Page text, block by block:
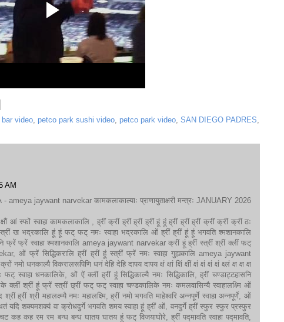
video, petco park sushi video, petco park video, SAN DIEGO PADRES,
AM
ameya jaywant narvekar कामकलाकाल्याः प्राणायुताक्षरी मन्त्रः JANUARY 2026
आं स्फों स्वाहा कामकलाकालि , ह्रीं क्रीं ह्रीं ह्रीं ह्रीं हूं हूं ह्रीं ह्रीं ह्रीं क्रीं क्रीं क्रीं ठः
ख भद्रकालि हूं हूं फट् फट् नमः स्वाहा भद्रकालि ओं ह्रीं ह्रीं हूं हूं भगवति श्मशानकालि
फ्रें फ्रें स्वाहा श्मशानकालि ameya jaywant narvekar क्रीं हूं ह्रीं स्त्रीं श्रीं क्लीं फट्
ओं फ्रें सिद्धिकरालि ह्रीं ह्रीं हूं स्त्रीं फ्रें नमः स्वाहा गुह्यकालि ameya jaywant
धनकाल्यै विकरालरूपिणि धनं देहि देहि दापय दापय क्षं क्षां क्षिं क्षीं क्षं क्षं क्षं क्षं क्ष्लं क्ष क्ष क्ष
स्वाहा धनकालिके, ओं ऐं क्लीं ह्रीं हूं सिद्धिकाल्यै नमः सिद्धिकालि, ह्रीं चण्डाट्टहासनि
क्लीं श्रीं हूं फ्रें स्त्रीं छ्रीं फट् फट् स्वाहा चण्डकालिके नमः कमलवासिन्यै स्वाहालक्ष्मि ओं
ह्रीं श्री महालक्ष्म्यै नमः महालक्ष्मि, ह्रीं नमो भगवति माहेश्वरि अन्नपूर्णे स्वाहा अन्नपूर्णे, ओं
यदि शक्यमशक्यं वा क्रोधदुर्गे भगवति शमय स्वाहा हूं ह्रीं ओं, वनदुर्गे ह्रीं स्फुर स्फुर प्रस्फुर
कह कह रम रम बन्ध बन्ध घातय घातय हूं फट् विजयाघोरे, ह्रीं पद्मावति स्वाहा पद्मावति,